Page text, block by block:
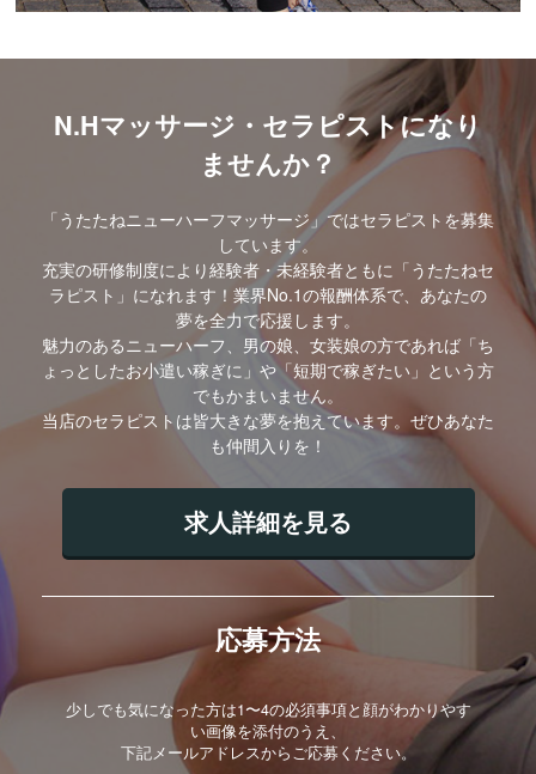
N.Hマッサージ・セラピストになり
ませんか？
「うたたねニューハーフマッサージ」ではセラピストを募集
しています。
充実の研修制度により経験者・未経験者ともに「うたたねセ
ラピスト」になれます！業界No.1の報酬体系で、あなたの
夢を全力で応援します。
魅力のあるニューハーフ、男の娘、女装娘の方であれば「ち
ょっとしたお小遣い稼ぎに」や「短期で稼ぎたい」という方
でもかまいません。
当店のセラピストは皆大きな夢を抱えています。ぜひあなた
も仲間入りを！
求人詳細を見る
応募方法
少しでも気になった方は1〜4の必須事項と顔がわかりやす
い画像を添付のうえ、
下記メールアドレスからご応募ください。